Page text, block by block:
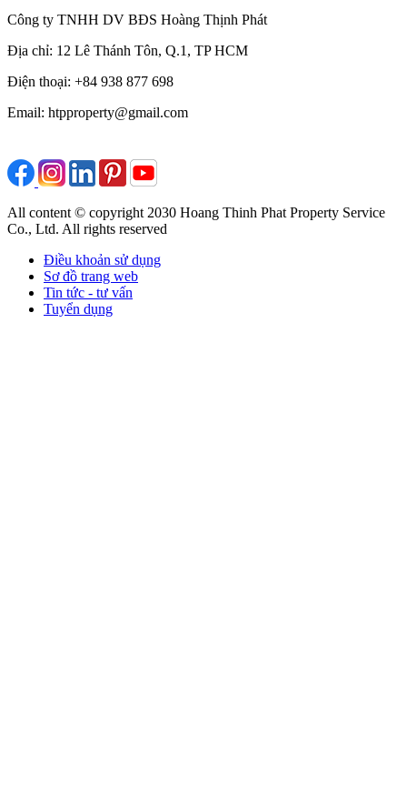
Công ty TNHH DV BĐS Hoàng Thịnh Phát
Địa chỉ: 12 Lê Thánh Tôn, Q.1, TP HCM
Điện thoại: +84 938 877 698
Email: htpproperty@gmail.com
All content © copyright 2030 Hoang Thinh Phat Property Service
Co., Ltd. All rights reserved
Điều khoản sử dụng
Sơ đồ trang web
Tin tức - tư vấn
Tuyển dụng